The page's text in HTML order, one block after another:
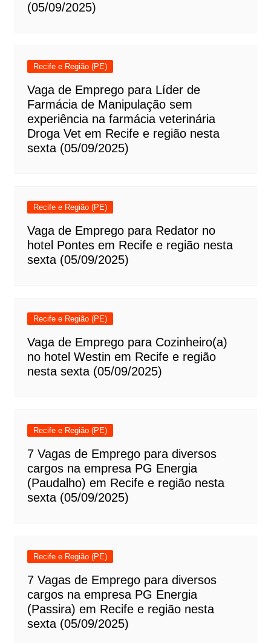
(05/09/2025)
Recife e Região (PE)
Vaga de Emprego para Líder de
Farmácia de Manipulação sem
experiência na farmácia veterinária
Droga Vet em Recife e região nesta
sexta (05/09/2025)
Recife e Região (PE)
Vaga de Emprego para Redator no
hotel Pontes em Recife e região nesta
sexta (05/09/2025)
Recife e Região (PE)
Vaga de Emprego para Cozinheiro(a)
no hotel Westin em Recife e região
nesta sexta (05/09/2025)
Recife e Região (PE)
7 Vagas de Emprego para diversos
cargos na empresa PG Energia
(Paudalho) em Recife e região nesta
sexta (05/09/2025)
Recife e Região (PE)
7 Vagas de Emprego para diversos
cargos na empresa PG Energia
(Passira) em Recife e região nesta
sexta (05/09/2025)